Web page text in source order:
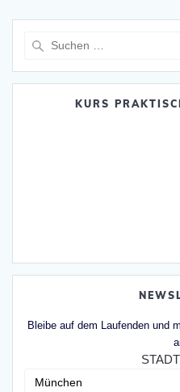
KURS
Bleibe auf dem Laufenden und